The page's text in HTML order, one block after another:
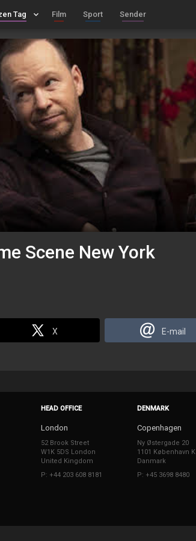
Tag keyboard_arrow_down Film Sport Sender
Scene New York
X E-mail
HEAD OFFICE
London
52 Brook Street
W1K 5DS London
United Kingdom
P: +44 203 608 8181
DENMARK
Copenhagen
Ny Østergade 20
1101 København K
Danmark
P: +45 3698 8480